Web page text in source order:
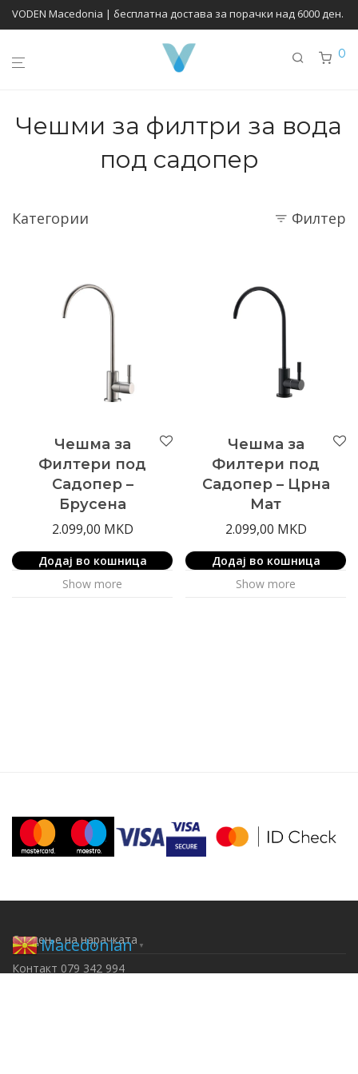
VODEN Macedonia | бесплатна достава за порачки над 6000 ден.
0
Чешми за филтри за вода
под садопер
Категории Филтер
Чешма за
Филтери под
Садопер –
Брусена
2.099,00 MKD
Додај во кошница
Show more
Чешма за
Филтери под
Садопер – Црна
Мат
2.099,00 MKD
Додај во кошница
Show more
Следење на нарачката
Контакт 079 342 994
Macedonian ▼